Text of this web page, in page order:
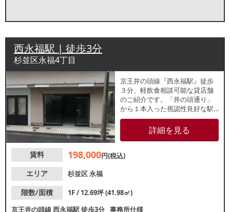
西永福駅 | 徒歩3分
杉並区永福4丁目
京王井の頭線『西永福駅』徒歩
３分、軽飲食相談可能な貸店舗
のご紹介です。「井の頭通り」
から１本入った視認性良好な駅
チカの１階路面店。駅と住宅街
を結ぶ生活動線上の立地につ
き、主に地域住民の集客が期待
販店など、地域に根差した店舗
詳細を見る
賃料 198,000円(税込)
エリア
杉並区永福
階数/面積
1F / 12.69坪 (41.98㎡)
京王井の頭線西永福駅徒歩3分 事務所仕様